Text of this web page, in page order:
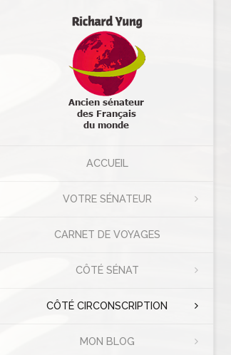
ACCUEIL
VOTRE SÉNATEUR
CARNET DE VOYAGES
CÔTÉ SÉNAT
CÔTÉ CIRCONSCRIPTION
MON BLOG